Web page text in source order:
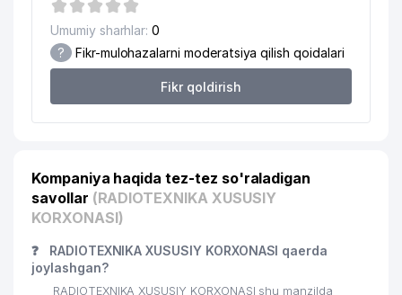
Umumiy sharhlar: 0
? Fikr-mulohazalarni moderatsiya qilish qoidalari
Fikr qoldirish
Kompaniya haqida tez-tez so'raladigan
savollar (RADIOTEXNIKA XUSUSIY
KORXONASI)
❓
RADIOTEXNIKA XUSUSIY KORXONASI qaerda
joylashgan?
RADIOTEXNIKA XUSUSIY KORXONASI shu manzilda